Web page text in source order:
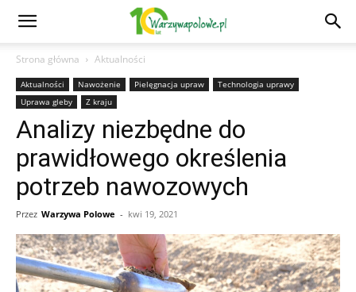
Strona główna Aktualności
Aktualności Nawożenie Pielęgnacja upraw
Technologia uprawy
Uprawa gleby
Z kraju
Analizy niezbędne do
prawidłowego określenia
potrzeb nawozowych
Przez Warzywa Polowe - kwi 19, 2021